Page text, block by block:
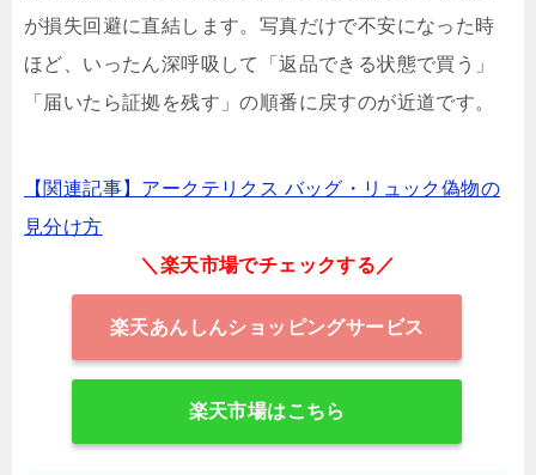
が損失回避に直結します。写真だけで不安になった時
ほど、いったん深呼吸して「返品できる状態で買う」
「届いたら証拠を残す」の順番に戻すのが近道です。
【関連記事】アークテリクス バッグ・リュック偽物の
見分け方
＼楽天市場でチェックする／
楽天あんしんショッピングサービス
楽天市場はこちら